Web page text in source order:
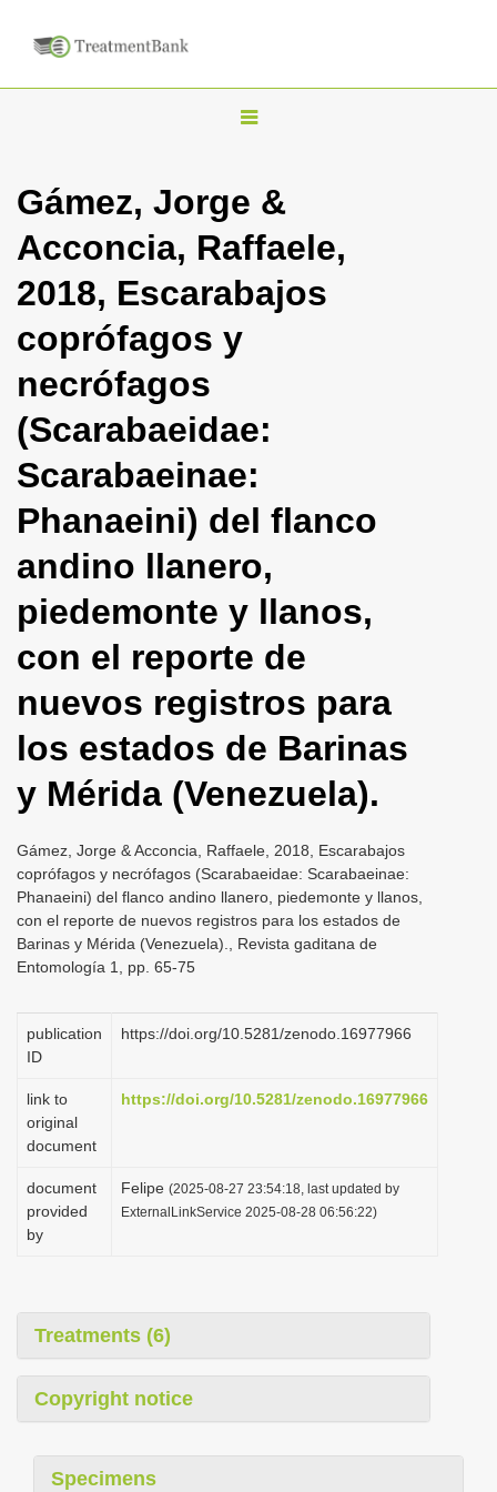
T
g
l
n
a
g
t
i
n
Gámez, Jorge &
Acconcia, Raffaele,
2018, Escarabajos
coprófagos y
necrófagos
(Scarabaeidae:
Scarabaeinae:
Phanaeini) del flanco
andino llanero,
piedemonte y llanos,
con el reporte de
nuevos registros para
los estados de Barinas
y Mérida (Venezuela).
Gámez, Jorge & Acconcia, Raffaele, 2018, Escarabajos
coprófagos y necrófagos (Scarabaeidae: Scarabaeinae:
Phanaeini) del flanco andino llanero, piedemonte y llanos,
con el reporte de nuevos registros para los estados de
Barinas y Mérida (Venezuela)., Revista gaditana de
Entomología 1, pp. 65-75
publication
ID
https://doi.org/10.5281/zenodo.16977966
link to
original
document
https://doi.org/10.5281/zenodo.16977966
document
provided
by
Felipe (2025-08-27 23:54:18, last updated by
ExternalLinkService 2025-08-28 06:56:22)
Treatments (6)
Copyright notice
Specimens